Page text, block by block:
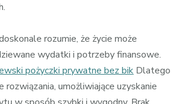
rozumie, że życie może
wydatki i potrzeby finansowe.
pożyczki prywatne bez bik Dlatego
rozwiązania, umożliwiające uzyskanie